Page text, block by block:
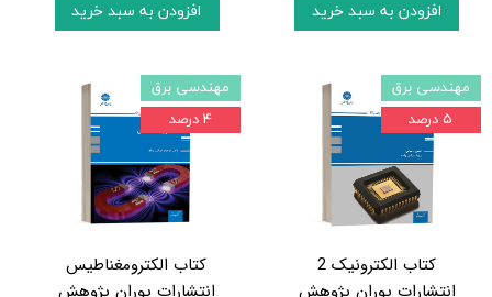
افزودن به سبد خرید افزودن به سبد خرید
کتاب الکترونیک 2
مهندسی برق
۵ درصد
کتاب الکترومغناطیس
مهندسی برق
۴ درصد